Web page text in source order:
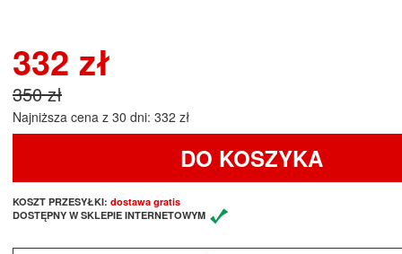
332 zł
350 zł
Najniższa cena z 30 dni: 332 zł
DO KOSZYKA
KOSZT PRZESYŁKI: dostawa gratis
DOSTĘPNY W SKLEPIE INTERNETOWYM